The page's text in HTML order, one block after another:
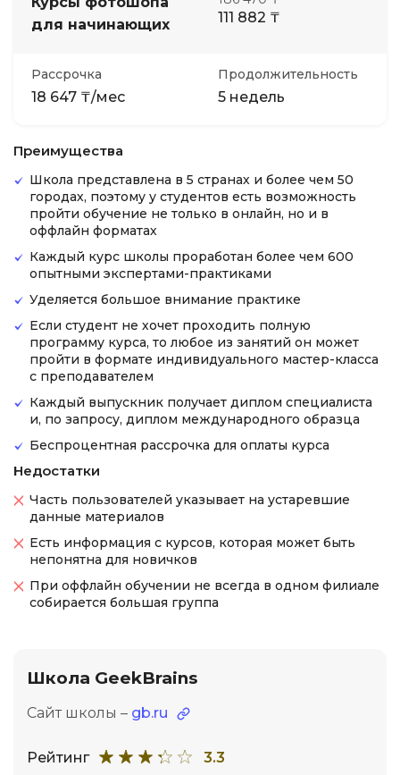
для начинающих
111 882 ₸
Рассрочка
18 647 ₸/мес
Продолжительность
5 недель
Преимущества
Школа представлена в 5 странах и более чем 50
городах, поэтому у студентов есть возможность
пройти обучение не только в онлайн, но и в
оффлайн форматах
Каждый курс школы проработан более чем 600
опытными экспертами-практиками
Уделяется большое внимание практике
Если студент не хочет проходить полную
программу курса, то любое из занятий он может
пройти в формате индивидуального мастер-класса
с преподавателем
Каждый выпускник получает диплом специалиста
и, по запросу, диплом международного образца
Беспроцентная рассрочка для оплаты курса
Недостатки
Часть пользователей указывает на устаревшие
данные материалов
Есть информация с курсов, которая может быть
непонятна для новичков
При оффлайн обучении не всегда в одном филиале
собирается большая группа
Школа GeekBrains
Сайт школы – gb.ru
Рейтинг 3.3